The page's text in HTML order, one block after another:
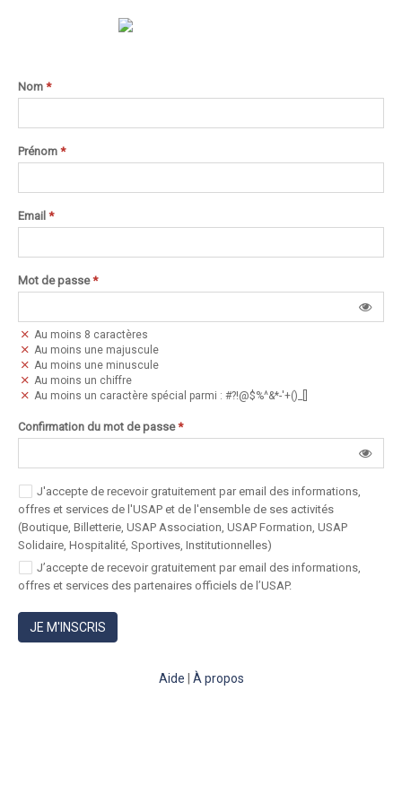
Nom *
Prénom *
Email *
Mot de passe*
Au moins 8 caractères
Au moins une majuscule
Au moins une minuscule
Au moins un chiffre
Au moins un caractère spécial parmi : #?!@$%^&*-'+()_[]
Confirmation du mot de passe*
J'accepte de recevoir gratuitement par email des informations,
offres et services de l'USAP et de l'ensemble de ses activités
(Boutique, Billetterie, USAP Association, USAP Formation, USAP
Solidaire, Hospitalité, Sportives, Institutionnelles)
J’accepte de recevoir gratuitement par email des informations,
offres et services des partenaires officiels de l’USAP.
JE M'INSCRIS
Aide À propos